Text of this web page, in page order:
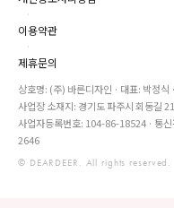
·
이용약관
·
제휴문의
상호명: (주) 바른디자인 · 대표: 박정식
사업장 소재지: 경기도 파주시 회동길
사업자등록번호: 104-86-18524 · 통
2646
© DEARDEER. All rights reserved.